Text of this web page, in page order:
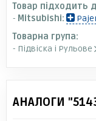
Товар підходить
- Mitsubishi:
Товарна група:
- Підвіска і Рульове
АНАЛОГИ